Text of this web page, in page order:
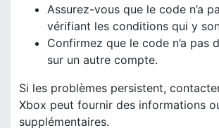
Assurez-vous que le code n’a
vérifiant les conditions qui y
Confirmez que le code n’a pas
sur un autre compte.
Si les problèmes persistent,
Xbox peut fournir des informations
supplémentaires.